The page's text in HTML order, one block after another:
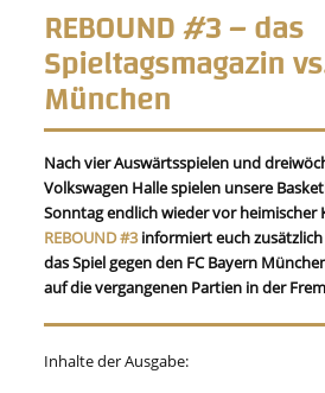
REBOUND #3 – das
Spieltagsmagazin
München
Nach vier Auswärtsspielen und
Volkswagen Halle spielen unsere
Sonntag endlich wieder vor heimischer
REBOUND #3informiert euch
das Spiel gegen den FC Bayern
auf die vergangenen Partien in der
Inhalte der Ausgabe: